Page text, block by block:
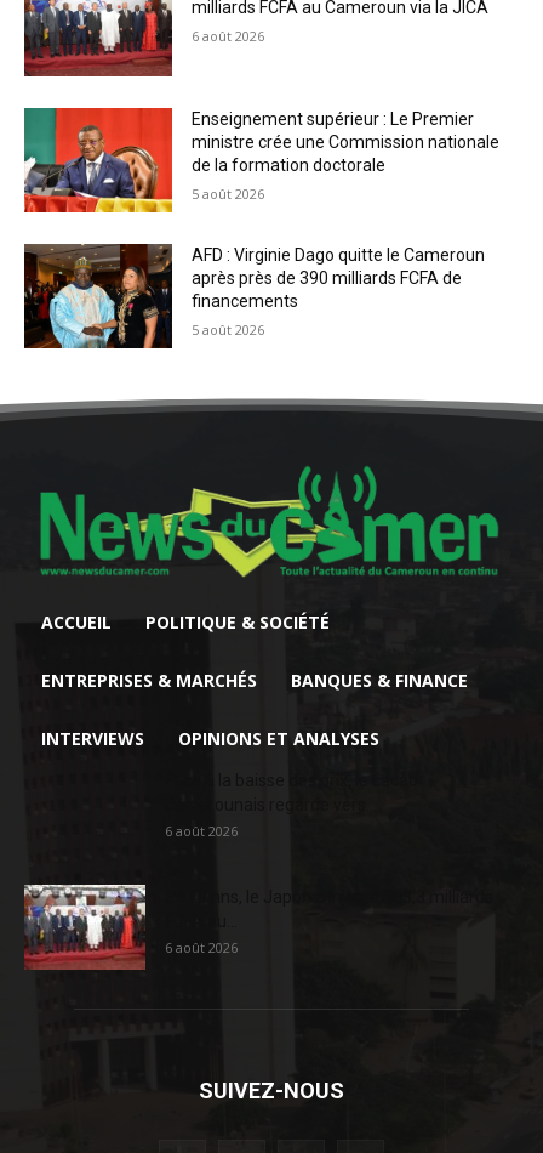
milliards FCFA au Cameroun via la JICA
6 août 2026
Enseignement supérieur : Le Premier
ministre crée une Commission nationale
de la formation doctorale
5 août 2026
AFD : Virginie Dago quitte le Cameroun
après près de 390 milliards FCFA de
financements
5 août 2026
ACCUEIL POLITIQUE & SOCIÉTÉ
ENTREPRISES & MARCHÉS BANQUES & FINANCE
INTERVIEWS OPINIONS ET ANALYSES
6 août 2026
6 août 2026
SUIVEZ-NOUS